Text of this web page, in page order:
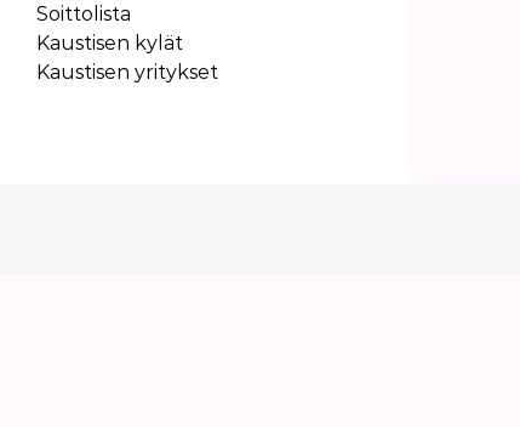
Soittolista
Kaustisen kylät
Kaustisen yritykset